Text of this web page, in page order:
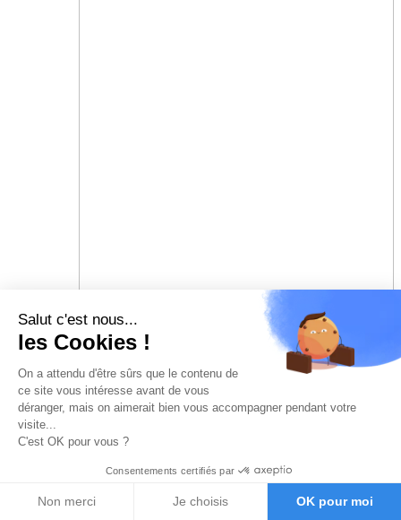
Salut c'est nous...
les Cookies !
On a attendu d'être sûrs que le contenu de
ce site vous intéresse avant de vous
déranger, mais on aimerait bien vous accompagner pendant votre
visite...
C'est OK pour vous ?
Consentements certifiés par
Non merci Je choisis OK pour moi